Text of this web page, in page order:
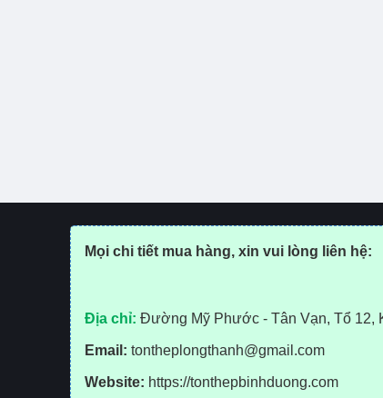
Mọi chi tiết mua hàng, xin vui lòng liên hệ:
Địa chỉ: Đường Mỹ Phước - Tân Vạn, Tổ 12,
Email: tontheplongthanh@gmail.com
Website: https://tonthepbinhduong.com